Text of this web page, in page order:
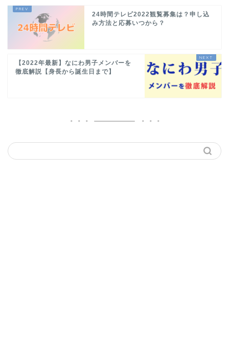
24時間テレビ2022観覧募集は？申し込
み方法と応募いつから？
【2022年最新】なにわ男子メンバーを
徹底解説【身長から誕生日まで】